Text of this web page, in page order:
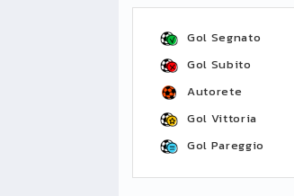
Gol Segnato
Gol Subito
Autorete
Gol Vittoria
Gol Pareggio